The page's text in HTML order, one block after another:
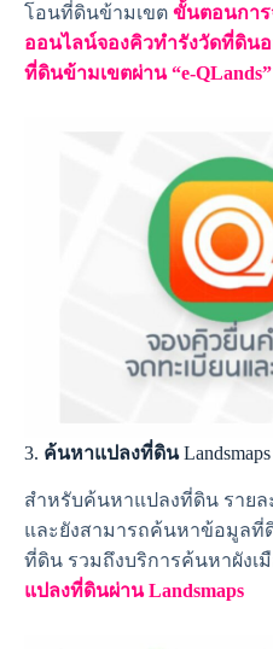
โอนที่ดินข้ามเขต ขั้นตอนกา
ออนไลน์จองคิวทำรังวัดที่ดิน
ที่ดินข้ามเขตผ่าน “e-QLands”
3. ค้นหาแปลงที่ดินLandsmaps
สำหรับค้นหาแปลงที่ดิน รายล
และยังสามารถค้นหาข้อมูล
ที่ดิน รวมถึงบริการค้นหาผังเมื
แปลงที่ดินผ่าน Landsmaps